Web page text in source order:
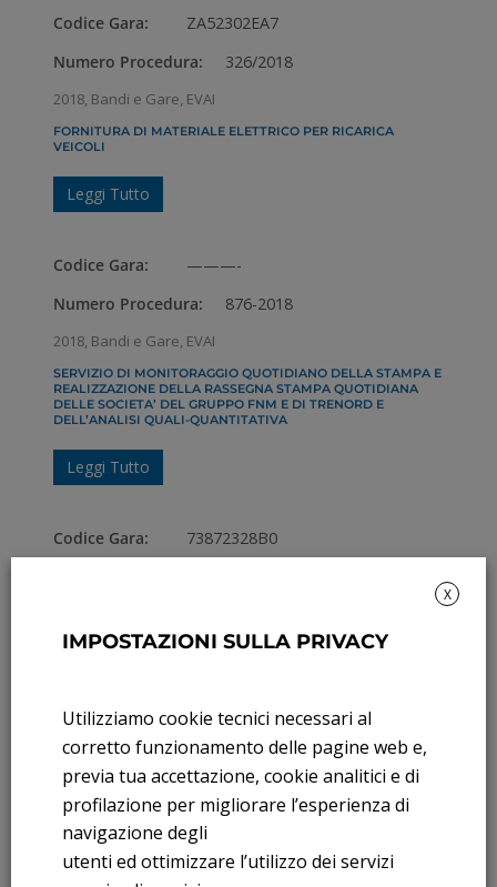
Codice Gara:
ZA52302EA7
Numero Procedura:
326/2018
2018, Bandi e Gare, EVAI
FORNITURA DI MATERIALE ELETTRICO PER RICARICA
VEICOLI
Leggi Tutto
Codice Gara:
———-
Numero Procedura:
876-2018
2018, Bandi e Gare, EVAI
SERVIZIO DI MONITORAGGIO QUOTIDIANO DELLA STAMPA E
REALIZZAZIONE DELLA RASSEGNA STAMPA QUOTIDIANA
DELLE SOCIETA’ DEL GRUPPO FNM E DI TRENORD E
DELL’ANALISI QUALI-QUANTITATIVA
Leggi Tutto
Codice Gara:
73872328B0
SERVIZIO DI GEOLOCALIZZAZIONE E APERTURA/CHIUSURA
Codice Gara:
7617782891
Numero Procedura:
843 2018
2018,Bandi e Gare,EVAI
PROCEDURA NEGOZIATA SENZA PREVIA INDIZIONE DI GARA
X
IMPOSTAZIONI SULLA PRIVACY
Utilizziamo cookie tecnici necessari al
corretto funzionamento delle pagine web e,
previa tua accettazione, cookie analitici e di
profilazione per migliorare l’esperienza di
navigazione degli
utenti ed ottimizzare l’utilizzo dei servizi